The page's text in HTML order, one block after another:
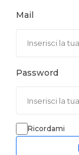
Mail
Password
Ricordami